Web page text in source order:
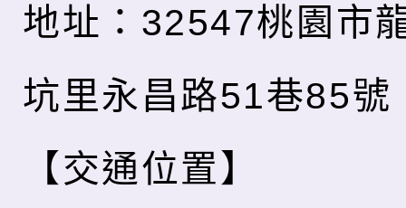
地址：32547桃園市
坑里永昌路51巷85號
【交通位置】